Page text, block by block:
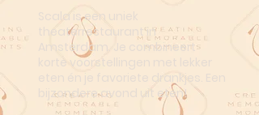
Scala is een uniek
theaterrestaurant in
Amsterdam. Je combineert
korte voorstellingen met lekker
eten én je favoriete drankjes. Een
bijzondere avond uit eten!